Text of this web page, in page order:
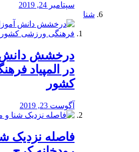
سپتامبر 24, 2019
شنا
درخشش دانش
در المپیاد
کشور
آگوست 23, 2019
️فاصله نزدیک